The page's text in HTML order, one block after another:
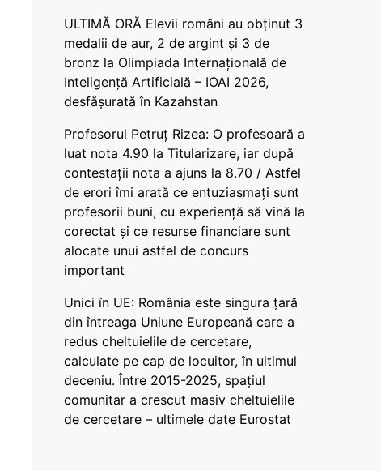
ULTIMĂ ORĂ Elevii români au obținut 3
medalii de aur, 2 de argint și 3 de
bronz la Olimpiada Internațională de
Inteligență Artificială – IOAI 2026,
desfășurată în Kazahstan
Profesorul Petruț Rizea: O profesoară a
luat nota 4.90 la Titularizare, iar după
contestații nota a ajuns la 8.70 / Astfel
de erori îmi arată ce entuziasmați sunt
profesorii buni, cu experiență să vină la
corectat și ce resurse financiare sunt
alocate unui astfel de concurs
important
Unici în UE: România este singura țară
din întreaga Uniune Europeană care a
redus cheltuielile de cercetare,
calculate pe cap de locuitor, în ultimul
deceniu. Între 2015-2025, spațiul
comunitar a crescut masiv cheltuielile
de cercetare – ultimele date Eurostat